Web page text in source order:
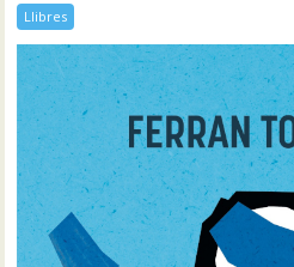
Llibres